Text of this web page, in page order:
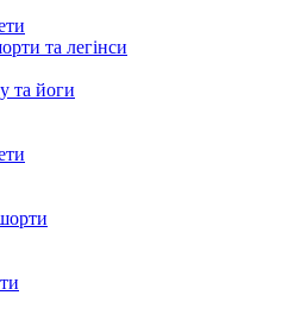
та легінси
та йоги